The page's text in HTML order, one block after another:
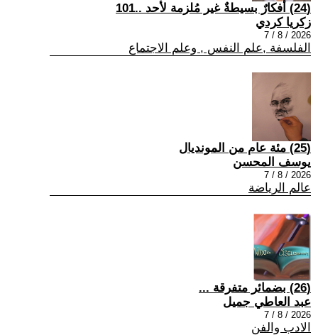
(24) أفكارٌ بسيطةٌ غير مُلزمة لأحد ..101
زكريا كردي
2026 / 8 / 7
الفلسفة ,علم النفس , وعلم الاجتماع
(25) مئة عام من المونديال
يوسف المحسن
2026 / 8 / 7
عالم الرياضة
(26) بضمائر متفرقة ...
عبد العاطي جميل
2026 / 8 / 7
الادب والفن